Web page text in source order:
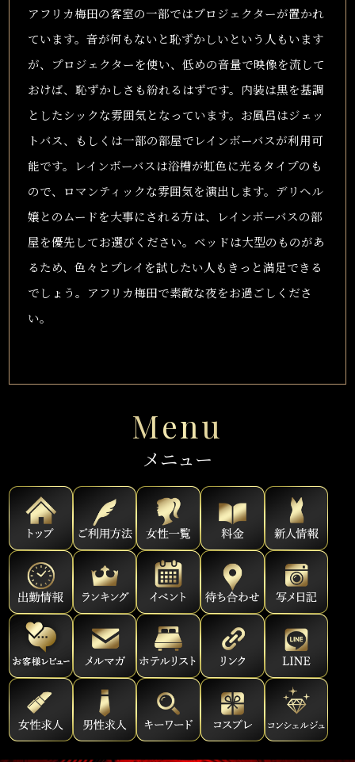
アフリカ梅田の客室の一部ではプロジェクターが置かれ
ています。音が何もないと恥ずかしいという人もいます
が、プロジェクターを使い、低めの音量で映像を流して
おけば、恥ずかしさも紛れるはずです。内装は黒を基調
としたシックな雰囲気となっています。お風呂はジェッ
トバス、もしくは一部の部屋でレインボーバスが利用可
能です。レインボーバスは浴槽が虹色に光るタイプのも
ので、ロマンティックな雰囲気を演出します。デリヘル
嬢とのムードを大事にされる方は、レインボーバスの部
屋を優先してお選びください。ベッドは大型のものがあ
るため、色々とプレイを試したい人もきっと満足できる
でしょう。アフリカ梅田で素敵な夜をお過ごしくださ
い。
Menu
メニュー